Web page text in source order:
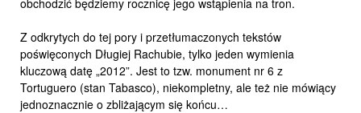
Z odkrytych do tej pory i przetłumaczonych tekstów
poświęconych Długiej Rachubie, tylko jeden wymienia
kluczową datę „2012”. Jest to tzw. monument nr 6 z
Tortuguero (stan Tabasco), niekompletny, ale też nie mówiący
jednoznacznie o zbliżającym się końcu…